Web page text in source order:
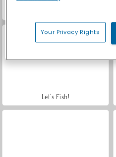
Let's Fish!
Your Privacy Rights